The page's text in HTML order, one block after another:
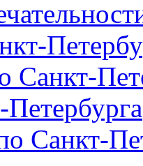
Санкт-
Санкт-